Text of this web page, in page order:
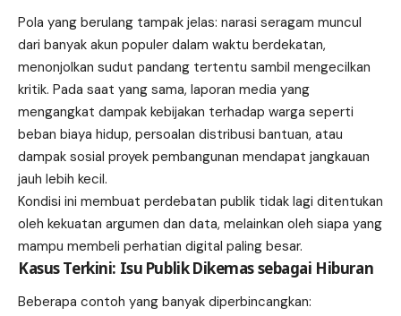
Pola yang berulang tampak jelas: narasi seragam muncul
dari banyak akun populer dalam waktu berdekatan,
menonjolkan sudut pandang tertentu sambil mengecilkan
kritik. Pada saat yang sama, laporan media yang
mengangkat dampak kebijakan terhadap warga seperti
beban biaya hidup, persoalan distribusi bantuan, atau
dampak sosial proyek pembangunan mendapat jangkauan
jauh lebih kecil.
Kondisi ini membuat perdebatan publik tidak lagi ditentukan
oleh kekuatan argumen dan data, melainkan oleh siapa yang
mampu membeli perhatian digital paling besar.
Kasus Terkini: Isu Publik Dikemas sebagai Hiburan
Beberapa contoh yang banyak diperbincangkan: